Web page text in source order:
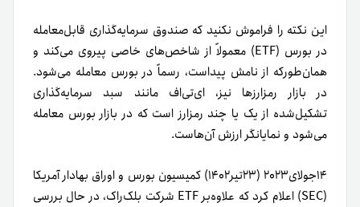
این نکته را فراموش نکنید که صندوق سرمایه‌گذاری قابل‌معامله
در بورس (ETF) معمولاً از شاخص‌های خاصی پیروی می‌کند و
همان‌طور‌که از نامش پیداست، رسماً در بورس معامله می‌شود.
در بازار رمزارزها نیز، ای‌تی‌اف مانند سبد سرمایه‌گذاری
تشکیل‌شده از یک یا چند رمزارز است که در بازار بورس معامله
می‌شود و نمایانگر ارزش آن‌هاست.
۱۴‌جولای۲۰۲۳ (۲۳‌تیر۱۴۰۲) کمیسیون بورس و اوراق بهادار آمریکا
(SEC) اعلام کرد که علاوه‌بر ETF‌ شرکت بلک‌راک، در حال بررسی